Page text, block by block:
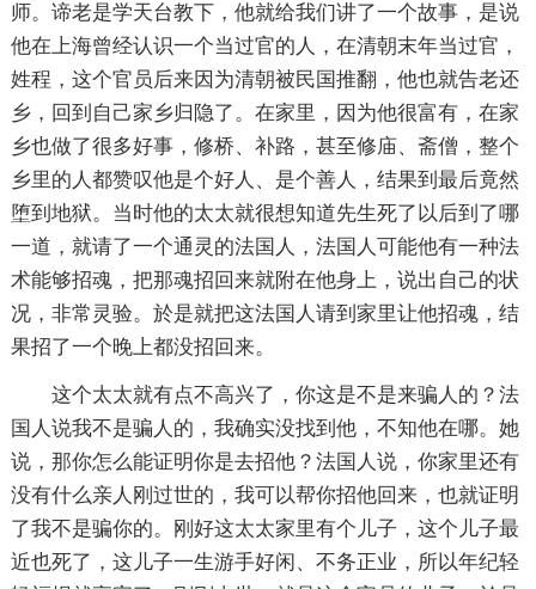
师。谛老是学天台教下，他就给我们讲了一个故事，是说
他在上海曾经认识一个当过官的人，在清朝末年当过官，
姓程，这个官员后来因为清朝被民国推翻，他也就告老还
乡，回到自己家乡归隐了。在家里，因为他很富有，在家
乡也做了很多好事，修桥、补路，甚至修庙、斋僧，整个
乡里的人都赞叹他是个好人、是个善人，结果到最后竟然
堕到地狱。当时他的太太就很想知道先生死了以后到了哪
一道，就请了一个通灵的法国人，法国人可能他有一种法
术能够招魂，把那魂招回来就附在他身上，说出自己的状
况，非常灵验。於是就把这法国人请到家里让他招魂，结
果招了一个晚上都没招回来。
这个太太就有点不高兴了，你这是不是来骗人的？法
国人说我不是骗人的，我确实没找到他，不知他在哪。她
说，那你怎么能证明你是去招他？法国人说，你家里还有
没有什么亲人刚过世的，我可以帮你招他回来，也就证明
了我不是骗你的。刚好这太太家里有个儿子，这个儿子最
近也死了，这儿子一生游手好闲、不务正业，所以年纪轻